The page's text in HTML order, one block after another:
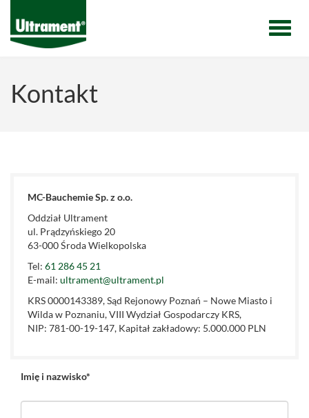
Menu
Kontakt
MC-Bauchemie Sp. z o.o.
Oddział Ultrament
ul. Prądzyńskiego 20
63-000 Środa Wielkopolska
Tel: 61 286 45 21
E-mail: ultrament@ultrament.pl
KRS 0000143389, Sąd Rejonowy Poznań – Nowe Miasto i
Wilda w Poznaniu, VIII Wydział Gospodarczy KRS,
NIP: 781-00-19-147, Kapitał zakładowy: 5.000.000 PLN
Imię i nazwisko*